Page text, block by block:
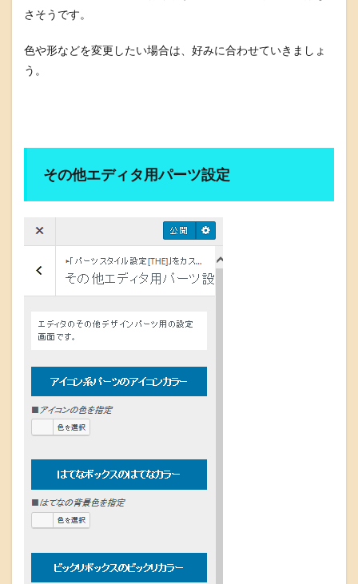
さそうです。
色や形などを変更したい場合は、好みに合わせていきましょ
う。
その他エディタ用パーツ設定